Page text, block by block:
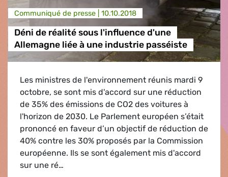
Communiqué de presse | 10.10.2018
Déni de réalité sous l'influence d'une
Allemagne liée à une industrie passéiste
Les ministres de l'environnement réunis mardi 9
octobre, se sont mis d'accord sur une réduction
de 35% des émissions de CO2 des voitures à
l'horizon de 2030. Le Parlement européen s’était
prononcé en faveur d’un objectif de réduction de
40% contre les 30% proposés par la Commission
européenne. Ils se sont également mis d'accord
sur une ré…